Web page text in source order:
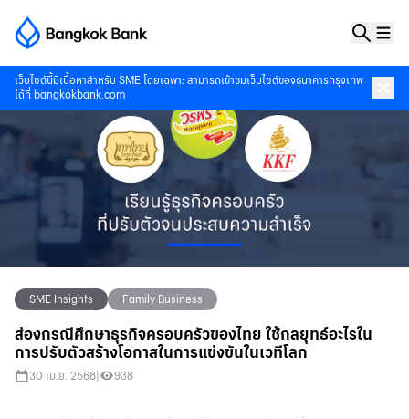
เว็บไซต์นี้มีเนื้อหาสำหรับ SME โดยเฉพาะ สามารถเข้าชมเว็บไซต์ของธนาคารกรุงเทพ
ได้ที่ bangkokbank.com
SME Insights Family Business
ส่องกรณีศึกษาธุรกิจครอบครัวของไทย ใช้กลยุทธ์อะไรใน
การปรับตัวสร้างโอกาสในการแข่งขันในเวทีโลก
30 เม.ย. 2568 938